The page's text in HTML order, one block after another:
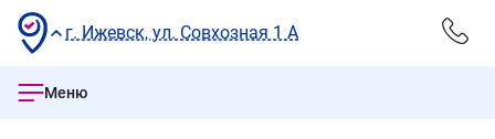
г. Ижевск, ул. Совхозная 1 А
Меню